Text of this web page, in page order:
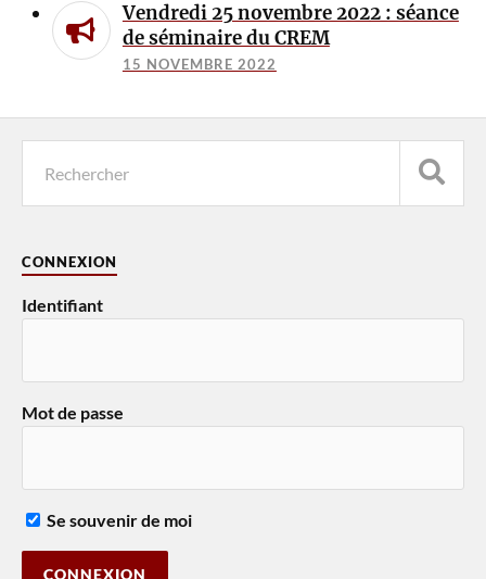
Vendredi 25 novembre 2022 : séance
de séminaire du CREM
15 NOVEMBRE 2022
CONNEXION
Identifiant
Mot de passe
Se souvenir de moi